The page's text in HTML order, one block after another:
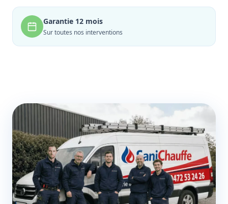
Garantie 12 mois
Sur toutes nos interventions